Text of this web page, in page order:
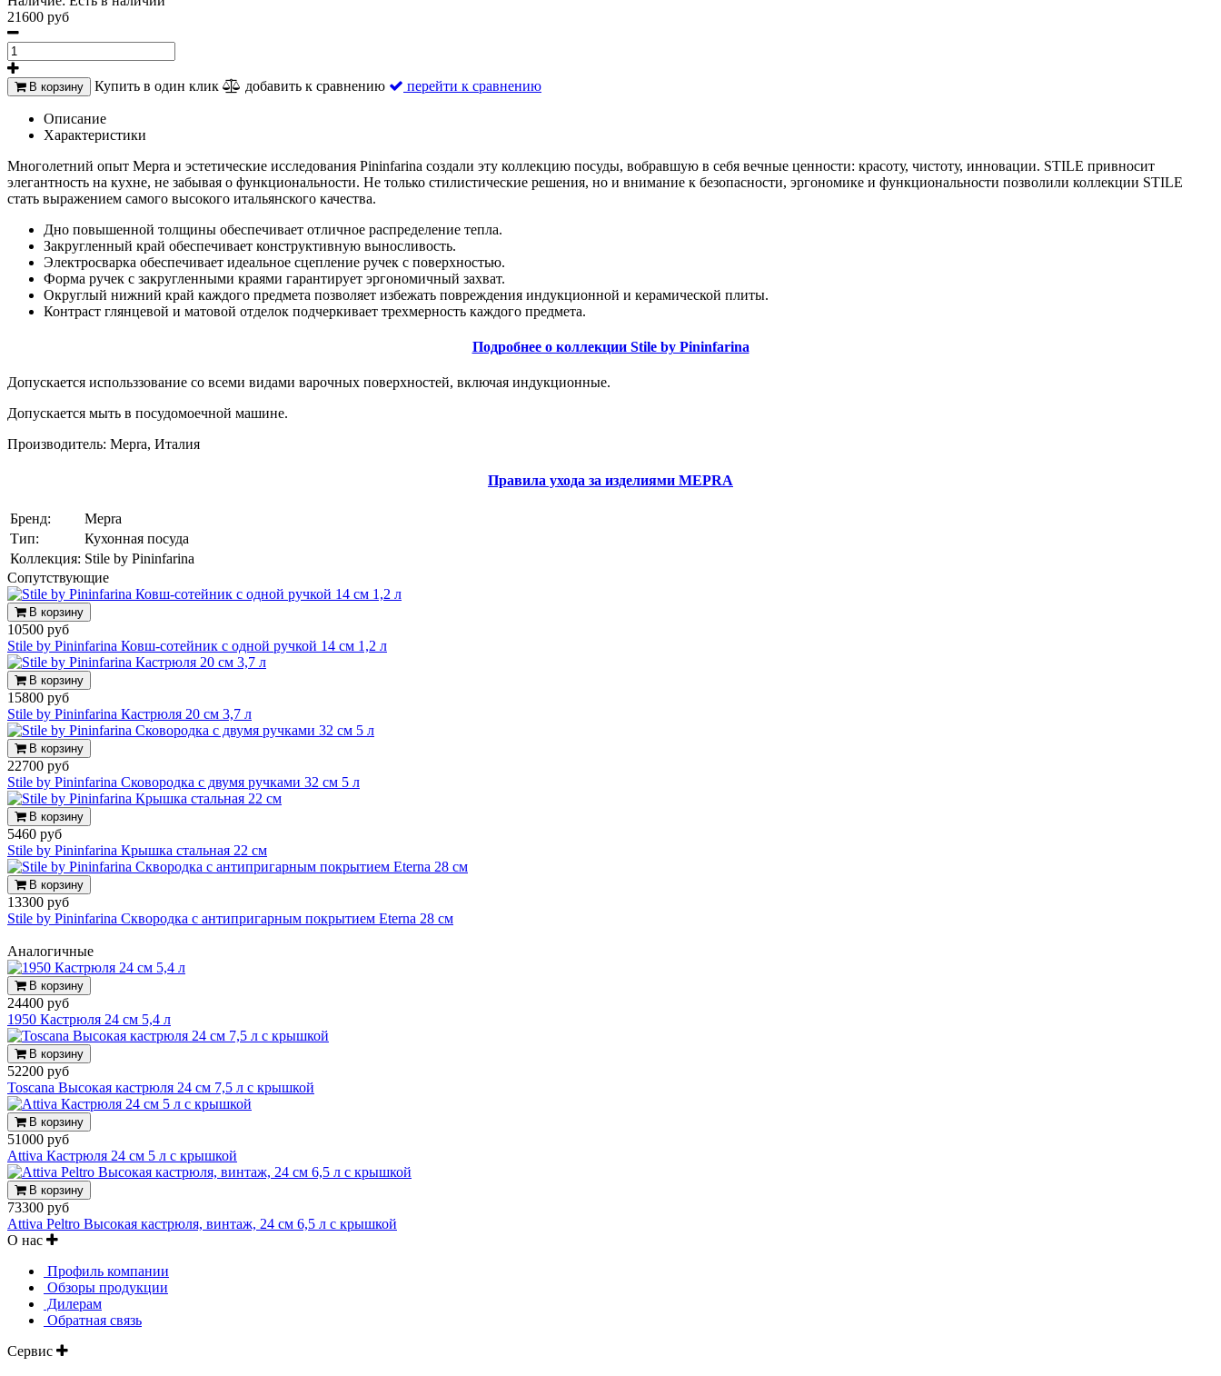
21600 руб
В корзину Купить в один клик добавить к сравнению перейти к сравнению
Описание
Характеристики
Многолетний опыт Mepra и эстетические исследования Pininfarina создали эту коллекцию посуды, вобравшую в себя вечные ценности: красоту, чистоту, инновации. STILE привносит
элегантность на кухне, не забывая о функциональности. Не только стилистические решения, но и внимание к безопасности, эргономике и функциональности позволили коллекции STILE
стать выражением самого высокого итальянского качества.
Дно повышенной толщины обеспечивает отличное распределение тепла.
Закругленный край обеспечивает конструктивную выносливость.
Электросварка обеспечивает идеальное сцепление ручек с поверхностью.
Форма ручек с закругленными краями гарантирует эргономичный захват.
Округлый нижний край каждого предмета позволяет избежать повреждения индукционной и керамической плиты.
Контраст глянцевой и матовой отделок подчеркивает трехмерность каждого предмета.
Подробнее о коллекции Stile by Pininfarina
Допускается использзование со всеми видами варочных поверхностей, включая индукционные.
Допускается мыть в посудомоечной машине.
Производитель: Mepra, Италия
Правила ухода за изделиями MEPRA
Бренд:
Mepra
Тип:
Кухонная посуда
Коллекция: Stile by Pininfarina
Cопутствующие
В корзину
10500 руб
Stile by Pininfarina Ковш-сотейник с одной ручкой 14 см 1,2 л
В корзину
15800 руб
Stile by Pininfarina Кастрюля 20 см 3,7 л
В корзину
22700 руб
Stile by Pininfarina Сковородка с двумя ручками 32 см 5 л
В корзину
5460 руб
Stile by Pininfarina Крышка стальная 22 см
В корзину
13300 руб
Stile by Pininfarina Сквородка с антипригарным покрытием Eterna 28 см
Аналогичные
В корзину
24400 руб
1950 Кастрюля 24 см 5,4 л
В корзину
52200 руб
Toscana Высокая кастрюля 24 см 7,5 л с крышкой
В корзину
51000 руб
Attiva Кастрюля 24 см 5 л с крышкой
В корзину
73300 руб
Attiva Peltro Высокая кастрюля, винтаж, 24 см 6,5 л с крышкой
О нас
Профиль компании
Обзоры продукции
Дилерам
Обратная связь
Сервис